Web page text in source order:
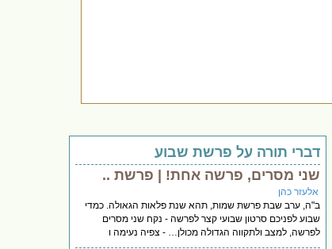
דברי תורה על פרשת שבוע
שני מסרים, פרשה אחת! | פרשת ..
אלעזר כהן
ב"ה, ערב שבת פרשת שמות, תהא שנת פלאות הגאולה. כמדי
שבוע לפניכם סרטון שבועי קצר לפרשה - נקח שני מסרים
לפרשה, למצב ולתקווה הגדולה מכולן… - צפיה נעימה ו